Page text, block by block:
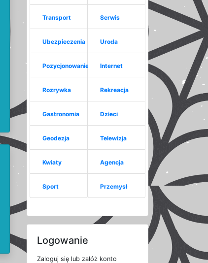
Transport
Ubezpieczenia
Pozycjonowanie
Rozrywka
Gastronomia
Geodezja
Kwiaty
Sport
Serwis
Uroda
Internet
Rekreacja
Dzieci
Telewizja
Agencja
Przemysł
Logowanie
Zaloguj się lub załóż konto